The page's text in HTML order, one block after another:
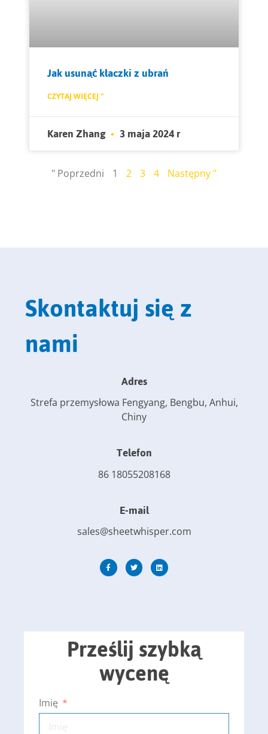
Jak usunąć kłaczki z ubrań
CZYTAJ WIĘCEJ "
Karen Zhang 3 maja 2024 r
" Poprzedni 1 2 3 4 Następny "
Skontaktuj się z
nami
Adres
Strefa przemysłowa Fengyang, Bengbu, Anhui,
Chiny
Telefon
86 18055208168
E-mail
sales@sheetwhisper.com
Prześlij szybką
wycenę
Imię